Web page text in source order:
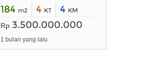
184 m2 4 KT 4 KM
Rp 3.500.000.000
1 bulan yang lalu